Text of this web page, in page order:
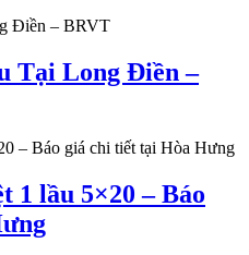
Tại Long Điền –
1 lầu 5×20 – Báo